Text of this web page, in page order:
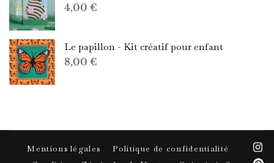
4,00 €
Le papillon - Kit créatif pour enfant
8,00 €
Mentions légales
Politique de confidentialité